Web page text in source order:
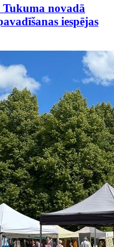
Tukuma novadā
iespējas